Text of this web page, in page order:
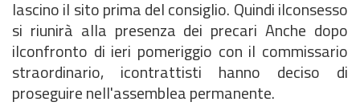
lascino il sito prima del consiglio. Quindi ilconsesso
si riunirà alla presenza dei precari Anche dopo
ilconfronto di ieri pomeriggio con il commissario
straordinario, icontrattisti hanno deciso di
proseguire nell'assemblea permanente.